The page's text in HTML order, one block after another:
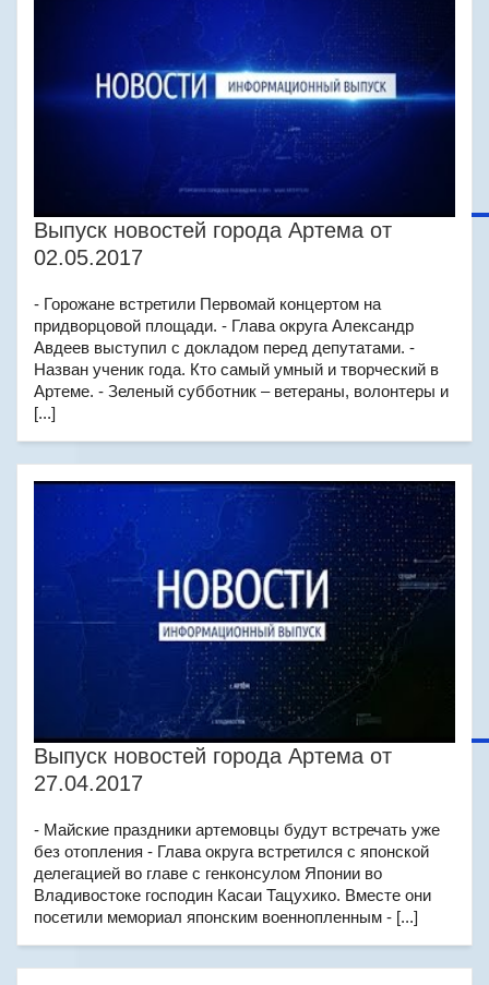
Выпуск новостей города Артема от
02.05.2017
- Горожане встретили Первомай концертом на
придворцовой площади. - Глава округа Александр
Авдеев выступил с докладом перед депутатами. -
Назван ученик года. Кто самый умный и творческий в
Артеме. - Зеленый субботник – ветераны, волонтеры и
[...]
Выпуск новостей города Артема от
27.04.2017
- Майские праздники артемовцы будут встречать уже
без отопления - Глава округа встретился с японской
делегацией во главе с генконсулом Японии во
Владивостоке господин Касаи Тацухико. Вместе они
посетили мемориал японским военнопленным - [...]